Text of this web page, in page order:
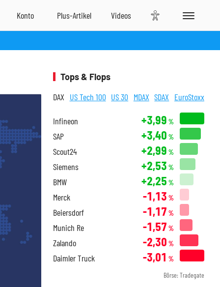
Tops & Flops
DAX US Tech 100 US 30 MDAX SDAX EuroStoxx
Infineon +3,99 %
SAP +3,40 %
Scout24 +2,99 %
Siemens +2,53 %
BMW +2,25 %
Merck -1,13 %
Beiersdorf -1,17 %
Munich Re -1,57 %
Zalando -2,30 %
Daimler Truck -3,01 %
Börse: Tradegate